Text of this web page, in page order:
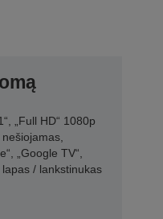
„Full HD“ 1080p
„Google TV“,
/ lankstinukas